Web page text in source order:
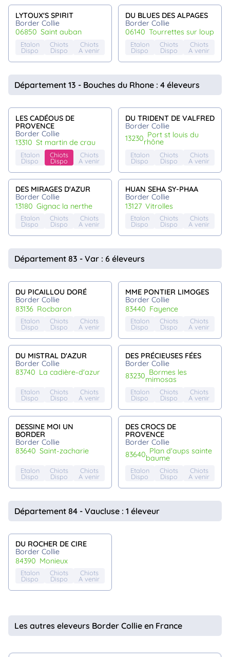
LYTOUX'S SPIRIT
Border Collie
06850
saint auban
Etalon
Dispo
Chiots
Dispo
Chiots
A venir
DU BLUES DES ALPAGES
Border Collie
06140
tourrettes sur loup
Etalon
Dispo
Chiots
Dispo
Chiots
A venir
Département 13 - Bouches du Rhone : 4 éleveurs
LES CADÉOUS DE
PROVENCE
Border Collie
13310
st martin de crau
Etalon
Dispo
Chiots
Dispo
Chiots
A venir
DU TRIDENT DE VALFRED
Border Collie
13230 port st louis du
rhône
Etalon
Dispo
Chiots
Dispo
Chiots
A venir
DES MIRAGES D'AZUR
Border Collie
13180
gignac la nerthe
Etalon
Dispo
Chiots
Dispo
Chiots
A venir
HUAN SEHA SY-PHAA
Border Collie
13127
vitrolles
Etalon
Dispo
Chiots
Dispo
Chiots
A venir
Département 83 - Var : 6 éleveurs
DU PICAILLOU DORÉ
Border Collie
83136
rocbaron
Etalon
Dispo
Chiots
Dispo
Chiots
A venir
MME PONTIER LIMOGES
Border Collie
83440
fayence
Etalon
Dispo
Chiots
Dispo
Chiots
A venir
DU MISTRAL D'AZUR
Border Collie
83740
la cadière-d'azur
Etalon
Dispo
Chiots
Dispo
Chiots
A venir
DES PRÉCIEUSES FÉES
Border Collie
83230 bormes les
mimosas
Etalon
Dispo
Chiots
Dispo
Chiots
A venir
DESSINE MOI UN
BORDER
Border Collie
83640
saint-zacharie
Etalon
Dispo
Chiots
Dispo
Chiots
A venir
DES CROCS DE
PROVENCE
Border Collie
83640 plan d'aups sainte
baume
Etalon
Dispo
Chiots
Dispo
Chiots
A venir
Département 84 - Vaucluse : 1 éleveur
DU ROCHER DE CIRE
Border Collie
84390
monieux
Etalon
Dispo
Chiots
Dispo
Chiots
A venir
Les autres eleveurs Border Collie en France